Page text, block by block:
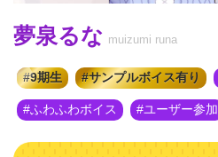
夢泉るな muizumi runa
9期生 サンプルボイス有り
ふわふわボイス ユーザー参加